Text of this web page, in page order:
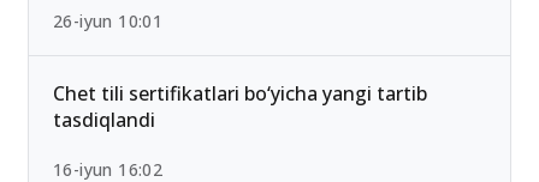
26-iyun 10:01
Chet tili sertifikatlari bo‘yicha yangi tartib
tasdiqlandi
16-iyun 16:02